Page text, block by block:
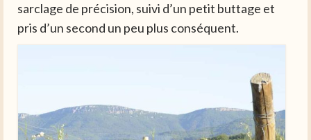
sarclage de précision, suivi d’un petit buttage et
pris d’un second un peu plus conséquent.